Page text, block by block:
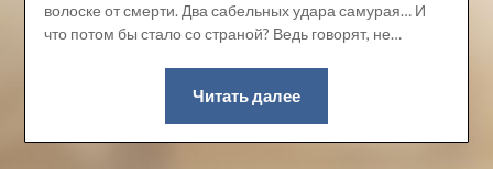
волоске от смерти. Два сабельных удара самурая… И
что потом бы стало со страной? Ведь говорят, не…
Читать далее